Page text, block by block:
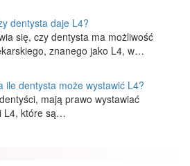
dentysta daje L4?
się, czy dentysta ma możliwość
znanego jako L4, w…
ile dentysta może wystawić L4?
mają prawo wystawiać
L4, które są…